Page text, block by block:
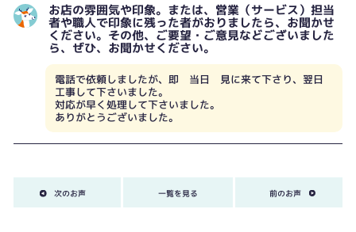
お店の雰囲気や印象。または、営業（サービス）担当
者や職人で印象に残った者がおりましたら、お聞かせ
ください。その他、ご要望・ご意見などございました
ら、ぜひ、お聞かせください。
電話で依頼しましたが、即 当日 見に来て下さり、翌日
工事して下さいました。
対応が早く処理して下さいました。
ありがとうございました。
次のお声 一覧を見る 前のお声